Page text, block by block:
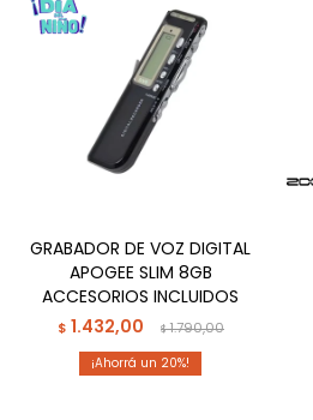
GRABADOR DE VOZ DIGITAL
APOGEE SLIM 8GB
ACCESORIOS INCLUIDOS
$ 1.432,00 $1.790,00
20